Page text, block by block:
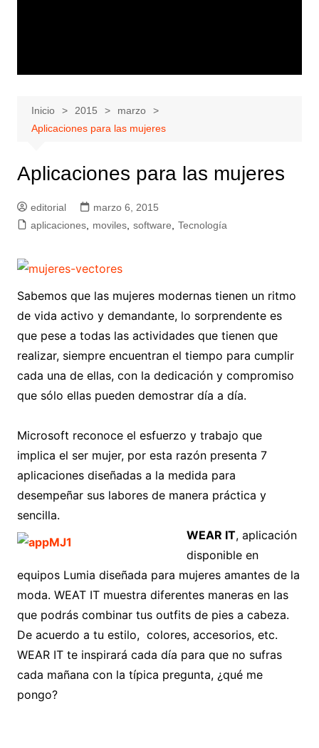
Inicio 2015
marzo
Aplicaciones para las mujeres
Aplicaciones para las mujeres
editorial
marzo 6, 2015
aplicaciones, moviles, software Tecnología
Sabemos que las mujeres modernas tienen un ritmo
de vida activo y demandante, lo sorprendente es
que pese a todas las actividades que tienen que
realizar, siempre encuentran el tiempo para cumplir
cada una de ellas, con la dedicación y compromiso
que sólo ellas pueden demostrar día a día.
Microsoft reconoce el esfuerzo y trabajo que
implica el ser mujer, por esta razón presenta 7
aplicaciones diseñadas a la medida para
desempeñar sus labores de manera práctica y
sencilla.
WEAR IT, aplicación
disponible en
equipos Lumia diseñada para mujeres amantes de la
moda. WEAT IT muestra diferentes maneras en las
que podrás combinar tus outfits de pies a cabeza.
De acuerdo a tu estilo, colores, accesorios, etc.
WEAR IT te inspirará cada día para que no sufras
cada mañana con la típica pregunta, ¿qué me
pongo?